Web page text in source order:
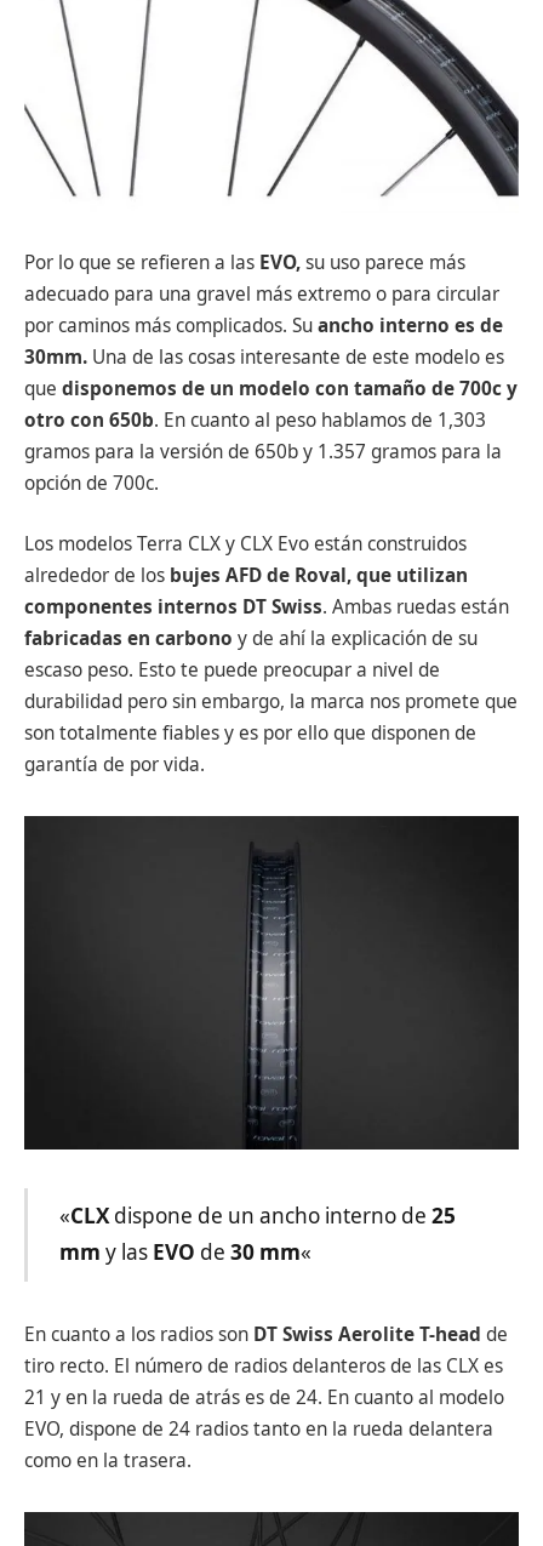
Por lo que se refieren a las EVO,su uso parece más
adecuado para una gravel más extremo o para circular
por caminos más complicados. Suancho interno es de
30mm. Una de las cosas interesante de este modelo es
que disponemos de un modelo con tamaño de 700c y
otro con 650b. En cuanto al peso hablamos de 1,303
gramos para la versión de 650b y 1.357 gramos para la
opción de 700c.
Los modelos Terra CLX y CLX Evo están construidos
alrededor de los bujes AFD de Roval, que utilizan
componentes internos DT Swiss. Ambas ruedas están
fabricadas en carbono y de ahí la explicación de su
escaso peso. Esto te puede preocupar a nivel de
durabilidad pero sin embargo, la marca nos promete que
son totalmente fiables y es por ello que disponen de
garantía de por vida.
«CLXdispone de un ancho interno de 25
mm y las EVO de 30 mm«
En cuanto a los radios son DT Swiss Aerolite T-head de
tiro recto. El número de radios delanteros de las CLX es
21 y en la rueda de atrás es de 24. En cuanto al modelo
EVO, dispone de 24 radios tanto en la rueda delantera
como en la trasera.